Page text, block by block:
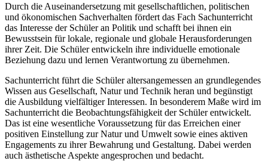
Durch die Auseinandersetzung mit gesellschaftlichen, politischen
und ökonomischen Sachverhalten fördert das Fach Sachunterricht
das Interesse der Schüler an Politik und schafft bei ihnen ein
Bewusstsein für lokale, regionale und globale Herausforderungen
ihrer Zeit. Die Schüler entwickeln ihre individuelle emotionale
Beziehung dazu und lernen Verantwortung zu übernehmen.
Sachunterricht führt die Schüler altersangemessen an grundlegendes
Wissen aus Gesellschaft, Natur und Technik heran und begünstigt
die Ausbildung vielfältiger Interessen. In besonderem Maße wird im
Sachunterricht die Beobachtungsfähigkeit der Schüler entwickelt.
Das ist eine wesentliche Voraussetzung für das Erreichen einer
positiven Einstellung zur Natur und Umwelt sowie eines aktiven
Engagements zu ihrer Bewahrung und Gestaltung. Dabei werden
auch ästhetische Aspekte angesprochen und bedacht.